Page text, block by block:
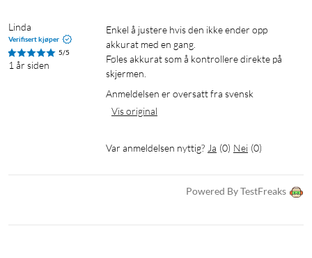
Linda
Verifisert kjøper
5/5
1 år siden
Enkel å justere hvis den ikke ender opp
akkurat med en gang.
Føles akkurat som å kontrollere direkte på
skjermen.
Anmeldelsen er oversatt fra svensk
Vis original
Var anmeldelsen nyttig? Ja (0) Nei (0)
Powered By TestFreaks